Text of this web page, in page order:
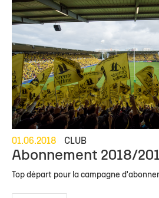
01.06.2018 CLUB
Abonnement 2018/
Top départ pour la campagne